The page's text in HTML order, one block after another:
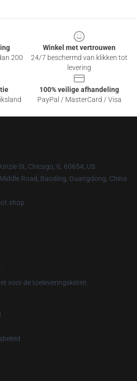
200
Winkel met vertrouwen
24/7 beschermd van klikken tot
levering
100% veilige afhandeling
PayPal / MasterCard / Visa
St, Chicago, IL 60654, US
Road, Baoding, Guangdong, China
voor de toeleveringsketen